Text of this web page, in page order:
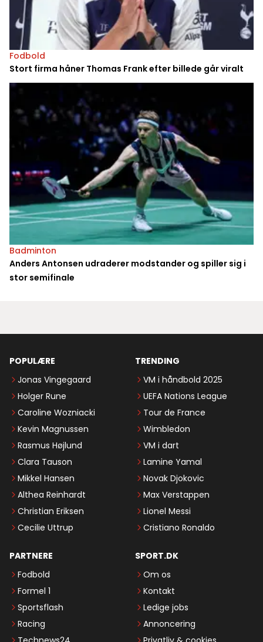
Fodbold
Stort firma håner Thomas Frank efter billede går viralt
Badminton
Anders Antonsen udraderer modstander og spiller sig i
stor semifinale
POPULÆRE
Jonas Vingegaard
Holger Rune
Caroline Wozniacki
Kevin Magnussen
Rasmus Højlund
Clara Tauson
Mikkel Hansen
Althea Reinhardt
Christian Eriksen
Cecilie Uttrup
TRENDING
VM i håndbold 2025
UEFA Nations League
Tour de France
Wimbledon
VM i dart
Lamine Yamal
Novak Djokovic
Max Verstappen
Lionel Messi
Cristiano Ronaldo
PARTNERE
Fodbold
Formel 1
Sportsflash
Racing
SPORT.DK
Om os
Kontakt
Ledige jobs
Annoncering